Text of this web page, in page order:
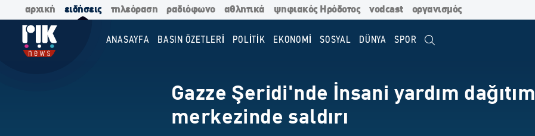
αρχική ειδήσεις τηλεόραση ραδιόφωνο αθλητικά ψηφιακός Ηρόδοτος vodcast οργανισμός
ANASAYFA BASIN ÖZETLERİ POLİTİK EKONOMİ SOSYAL DÜNYA SPOR
Gazze Şeridi'nde İnsani yardım dağıtım
merkezinde saldırı